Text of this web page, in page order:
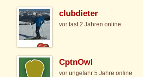
clubdieter
vor fast 2 Jahren online
CptnOwl
vor ungefähr 5 Jahre online